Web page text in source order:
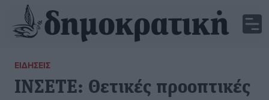
ΕΙΔΉΣΕΙΣ
ΙΝΣΕΤΕ: Θετικές προοπτικές